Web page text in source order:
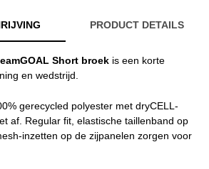
PRODUCT DETAILS
Short broek is een korte
en wedstrijd.
gerecycled polyester met dryCELL-
af. Regular fit, elastische taillenband op
inzetten op de zijpanelen zorgen voor